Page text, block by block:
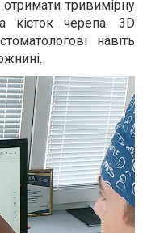
тривимірну
кісток черепа. 3D
навіть